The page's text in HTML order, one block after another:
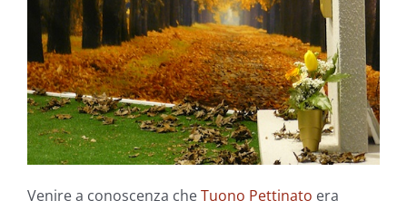
Venire a conoscenza cheTuono Pettinato era